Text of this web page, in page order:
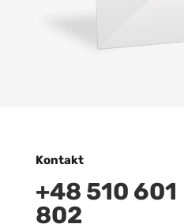
Kontakt
+48 510 601
802